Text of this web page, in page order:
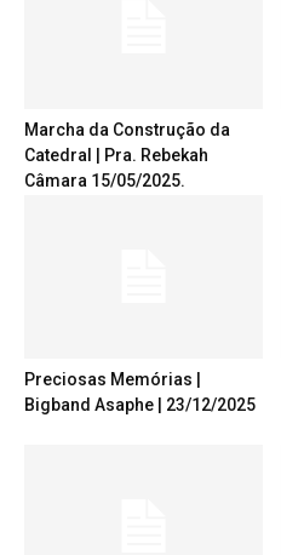
Marcha da Construção da
Catedral | Pra. Rebekah
Câmara 15/05/2025.
Preciosas Memórias |
Bigband Asaphe | 23/12/2025